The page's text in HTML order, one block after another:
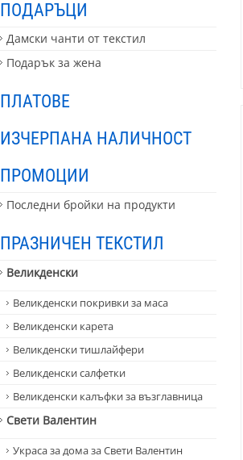
ПОДАРЪЦИ
Дамски чанти от текстил
Подарък за жена
ПЛАТОВЕ
ИЗЧЕРПАНА НАЛИЧНОСТ
ПРОМОЦИИ
Последни бройки на продукти
ПРАЗНИЧЕН ТЕКСТИЛ
Великденски
Великденски покривки за маса
Великденски карета
Великденски тишлайфери
Великденски салфетки
Великденски калъфки за възглавница
Свети Валентин
Украса за дома за Свети Валентин